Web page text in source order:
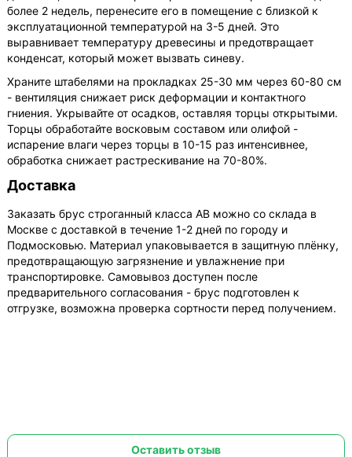
более 2 недель, перенесите его в помещение с близкой к
эксплуатационной температурой на 3-5 дней. Это
выравнивает температуру древесины и предотвращает
конденсат, который может вызвать синеву.
Храните штабелями на прокладках 25-30 мм через 60-80 см
- вентиляция снижает риск деформации и контактного
гниения. Укрывайте от осадков, оставляя торцы открытыми.
Торцы обработайте восковым составом или олифой -
испарение влаги через торцы в 10-15 раз интенсивнее,
обработка снижает растрескивание на 70-80%.
Доставка
Заказать брус строганный класса АВ можно со склада в
Москве с доставкой в течение 1-2 дней по городу и
Подмосковью. Материал упаковывается в защитную плёнку,
предотвращающую загрязнение и увлажнение при
транспортировке. Самовывоз доступен после
предварительного согласования - брус подготовлен к
отгрузке, возможна проверка сортности перед получением.
Оставить отзыв